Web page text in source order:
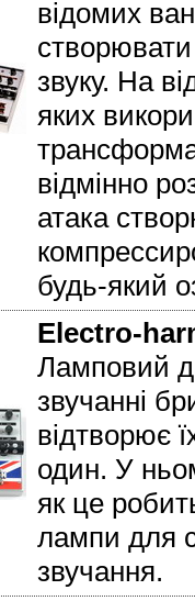
відомих
звуку. На
яких
відмінно
атака
будь-який
Electro-
Ламповий
звучанні
відтворює
один. У
як це
лампи для
звучання.